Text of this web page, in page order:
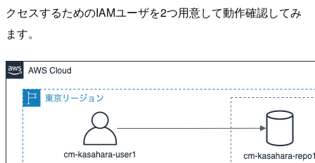
クセスするためのIAMユーザを2つ用意して動作確認してみ
ます。